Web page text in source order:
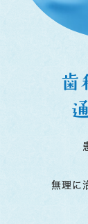
歯
無理に